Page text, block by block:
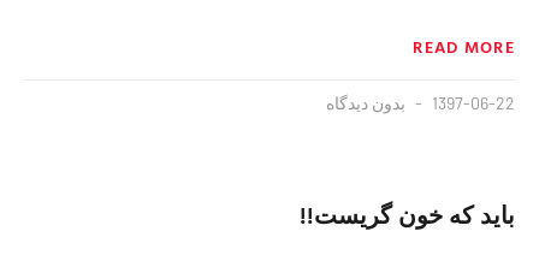
READ MORE
1397-06-22 بدون دیدگاه
باید که خون گریست!!